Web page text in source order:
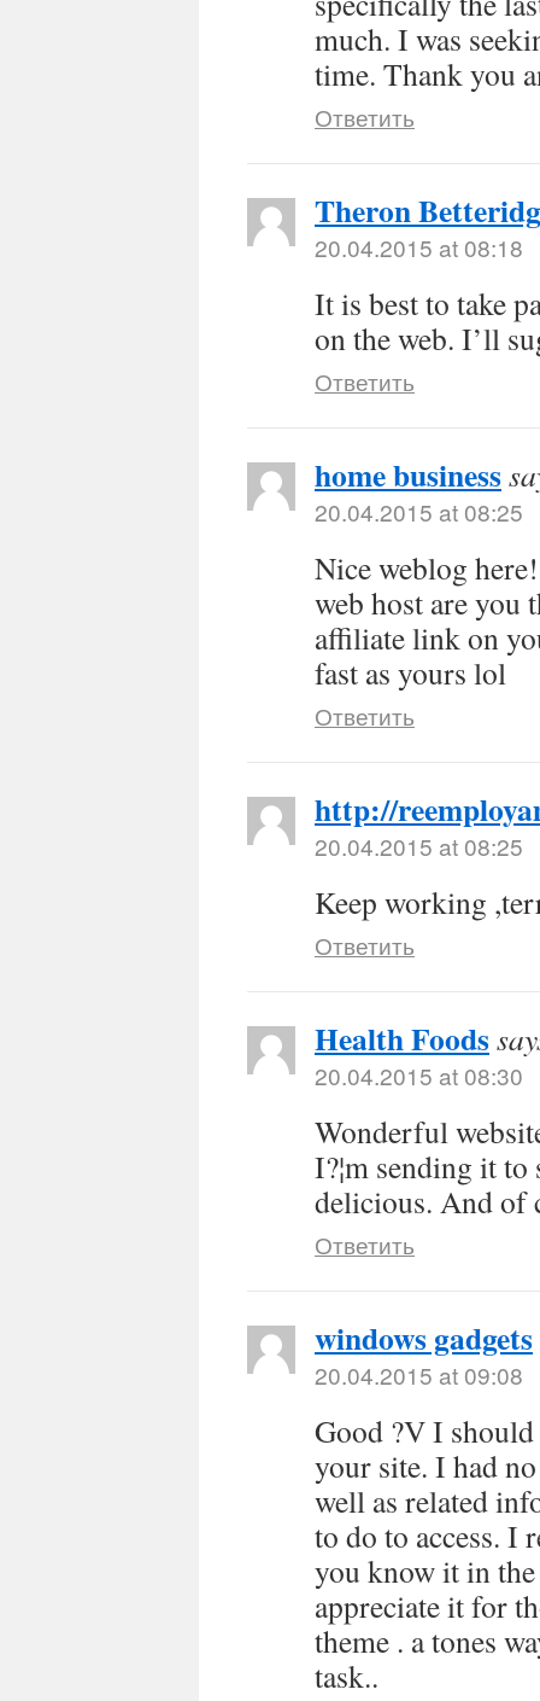
much. I was
time. Thank you
Ответить
Theron
20.04.2015 at 08:18
It is best to take
on the web. I’ll
Ответить
home business
20.04.2015 at 08:25
Nice weblog
web host are you
affiliate link on
fast as yours lol
Ответить
http://
20.04.2015 at 08:25
Keep working
Ответить
Health Foods
20.04.2015 at 08:30
Wonderful
I?¦m sending it
delicious. And of
Ответить
windows gadgets
20.04.2015 at 09:08
Good ?V I
your site. I had
well as related
to do to access. I
you know it in
appreciate it for
theme . a tones
task..